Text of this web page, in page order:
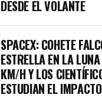
DESDE EL VOLANTE
SPACEX: COHETE
ESTRELLA EN LA
KM/H Y LOS
ESTUDIAN EL IMPACTO